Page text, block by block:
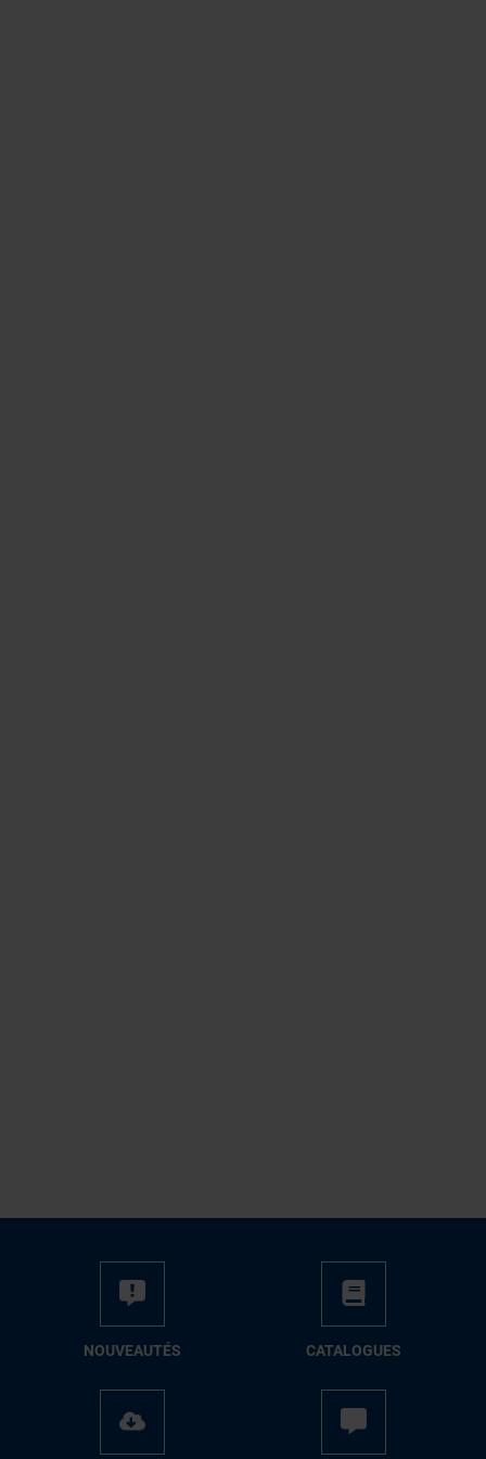
NOUVEAUTÉS CATALOGUES